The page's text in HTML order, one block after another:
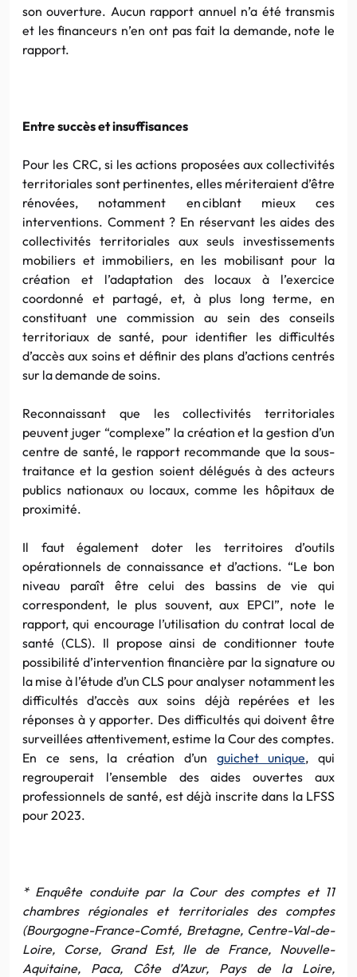
son ouverture. Aucun rapport annuel n’a été transmis
et les financeurs n’en ont pas fait la demande, note le
rapport.
Entre succès et insuffisances
Pour les CRC, si les actions proposées aux collectivités
territoriales sont pertinentes, elles mériteraient d’être
rénovées, notamment en ciblant mieux ces
interventions. Comment ? En réservant les aides des
collectivités territoriales aux seuls investissements
mobiliers et immobiliers, en les mobilisant pour la
création et l’adaptation des locaux à l’exercice
coordonné et partagé, et, à plus long terme, en
constituant une commission au sein des conseils
territoriaux de santé, pour identifier les difficultés
d’accès aux soins et définir des plans d’actions centrés
sur la demande de soins.
Reconnaissant que les collectivités territoriales
peuvent juger “complexe” la création et la gestion d’un
centre de santé, le rapport recommande que la sous-
traitance et la gestion soient délégués à des acteurs
publics nationaux ou locaux, comme les hôpitaux de
proximité.
Il faut également doter les territoires d’outils
opérationnels de connaissance et d’actions. “Le bon
niveau paraît être celui des bassins de vie qui
correspondent, le plus souvent, aux EPCI”, note le
rapport, qui encourage l’utilisation du contrat local de
santé (CLS). Il propose ainsi de conditionner toute
possibilité d’intervention financière par la signature ou
la mise à l’étude d’un CLS pour analyser notamment les
difficultés d’accès aux soins déjà repérées et les
réponses à y apporter. Des difficultés qui doivent être
surveillées attentivement, estime la Cour des comptes.
En ce sens, la création d’un guichet unique, qui
regrouperait l’ensemble des aides ouvertes aux
professionnels de santé, est déjà inscrite dans la LFSS
pour 2023.
* Enquête conduite par la Cour des comptes et 11
chambres régionales et territoriales des comptes
(Bourgogne-France-Comté, Bretagne, Centre-Val-de-
Loire, Corse, Grand Est, Ile de France, Nouvelle-
Aquitaine, Paca, Côte d’Azur, Pays de la Loire,